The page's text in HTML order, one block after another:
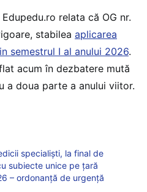
relata că OG nr.
stabilea aplicarea
semestrul I al anului 2026.
acum în dezbatere mută
a doua parte a anului viitor.
specialiști, la final de
subiecte unice pe țară
– ordonanță de urgență